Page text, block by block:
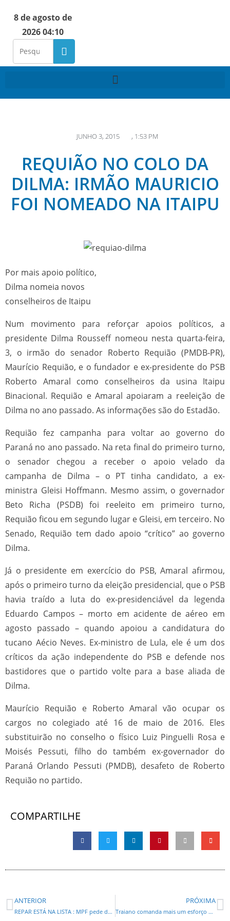
8 de agosto de
2026 04:10
JUNHO 3, 2015 , 1:53 PM
REQUIÃO NO COLO DA
DILMA: IRMÃO MAURICIO
FOI NOMEADO NA ITAIPU
Por mais apoio político,
Dilma nomeia novos
conselheiros de Itaipu
Num movimento para reforçar apoios políticos, a
presidente Dilma Rousseff nomeou nesta quarta-feira,
3, o irmão do senador Roberto Requião (PMDB-PR),
Maurício Requião, e o fundador e ex-presidente do PSB
Roberto Amaral como conselheiros da usina Itaipu
Binacional. Requião e Amaral apoiaram a reeleição de
Dilma no ano passado. As informações são do Estadão.
Requião fez campanha para voltar ao governo do
Paraná no ano passado. Na reta final do primeiro turno,
o senador chegou a receber o apoio velado da
campanha de Dilma – o PT tinha candidato, a ex-
ministra Gleisi Hoffmann. Mesmo assim, o governador
Beto Richa (PSDB) foi reeleito em primeiro turno,
Requião ficou em segundo lugar e Gleisi, em terceiro. No
Senado, Requião tem dado apoio “crítico” ao governo
Dilma.
Já o presidente em exercício do PSB, Amaral afirmou,
após o primeiro turno da eleição presidencial, que o PSB
havia traído a luta do ex-presidenciável da legenda
Eduardo Campos – morto em acidente de aéreo em
agosto passado – quando apoiou a candidatura do
tucano Aécio Neves. Ex-ministro de Lula, ele é um dos
críticos da ação independente do PSB e defende nos
bastidores que o partido volte para a base aliada de
Dilma.
Maurício Requião e Roberto Amaral vão ocupar os
cargos no colegiado até 16 de maio de 2016. Eles
substituirão no conselho o físico Luiz Pinguelli Rosa e
Moisés Pessuti, filho do também ex-governador do
Paraná Orlando Pessuti (PMDB), desafeto de Roberto
Requião no partido.
COMPARTILHE
ANTERIOR
REPAR ESTÁ NA LISTA : MPF pede devolução de R$ 50 milhões por desvios em refinarias
PRÓXIMA
Traiano comanda mais um esforço para romper impasse da greve dos professores estaduais